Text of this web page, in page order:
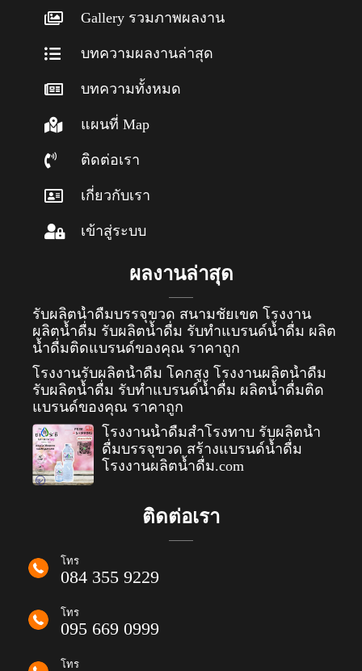
Gallery รวมภาพผลงาน
บทความผลงานล่าสุด
บทความทั้งหมด
แผนที่ Map
ติดต่อเรา
เกี่ยวกับเรา
เข้าสู่ระบบ
ผลงานล่าสุด
รับผลิตน้ำดื่มบรรจุขวด สนามชัยเขต โรงงาน
ผลิตน้ำดื่ม รับผลิตน้ำดื่ม รับทำแบรนด์น้ำดื่ม ผลิต
น้ำดื่มติดแบรนด์ของคุณ ราคาถูก
โรงงานรับผลิตน้ำดื่ม โคกสูง โรงงานผลิตน้ำดื่ม
รับผลิตน้ำดื่ม รับทำแบรนด์น้ำดื่ม ผลิตน้ำดื่มติด
แบรนด์ของคุณ ราคาถูก
โรงงานน้ำดื่มสำโรงทาบ รับผลิตน้ำ
ดื่มบรรจุขวด สร้างแบรนด์น้ำดื่ม
โรงงานผลิตน้ำดื่ม.com
ติดต่อเรา
โทร
084 355 9229
โทร
095 669 0999
โทร